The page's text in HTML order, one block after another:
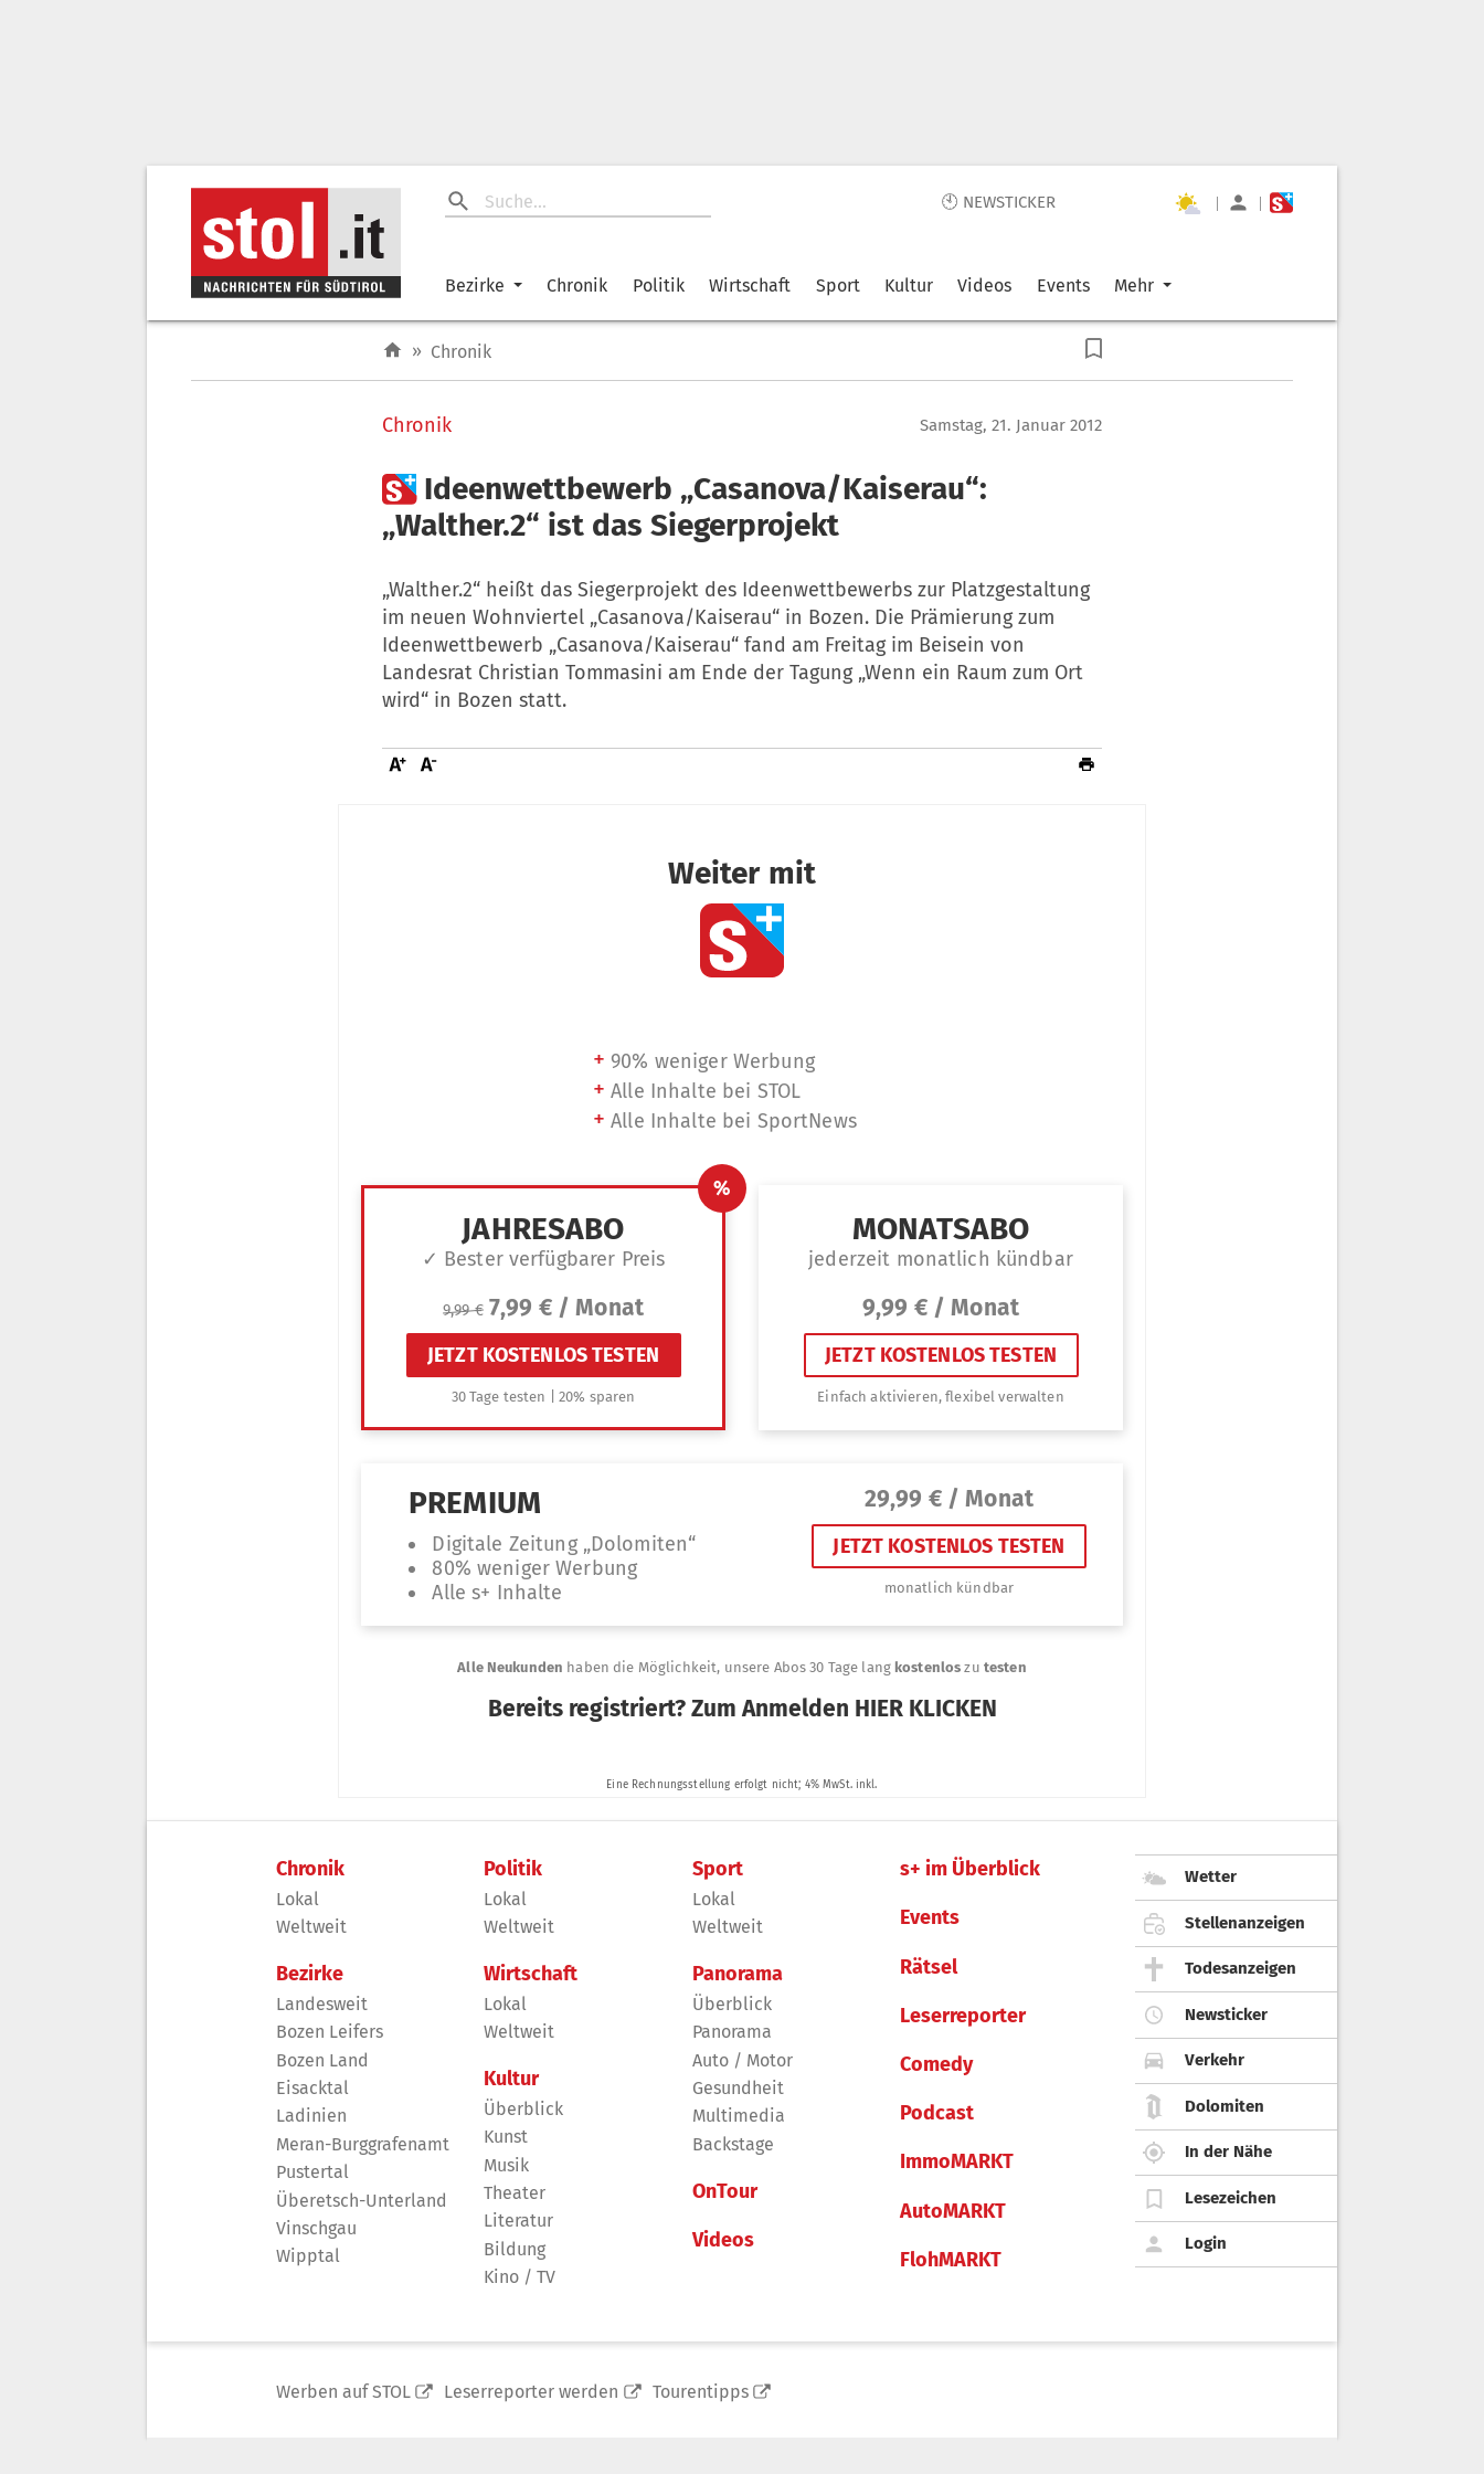
🕙 NEWSTICKER | |
Bezirke Chronik Politik Wirtschaft Sport Kultur Videos Events Mehr
» Chronik
Chronik Samstag, 21. Januar 2012
 Ideenwettbewerb „Casanova/Kaiserau“:
„Walther.2“ ist das Siegerprojekt
„Walther.2“ heißt das Siegerprojekt des Ideenwettbewerbs zur Platzgestaltung
im neuen Wohnviertel „Casanova/Kaiserau“ in Bozen. Die Prämierung zum
Ideenwettbewerb „Casanova/Kaiserau“ fand am Freitag im Beisein von
Landesrat Christian Tommasini am Ende der Tagung „Wenn ein Raum zum Ort
wird“ in Bozen statt.
Chronik
Lokal
Weltweit
Bezirke
Landesweit
Bozen Leifers
Bozen Land
Eisacktal
Ladinien
Meran-Burggrafenamt
Pustertal
Überetsch-Unterland
Vinschgau
Wipptal
Politik
Lokal
Weltweit
Wirtschaft
Lokal
Weltweit
Kultur
Überblick
Kunst
Musik
Theater
Literatur
Bildung
Kino / TV
Sport
Lokal
Weltweit
Panorama
Überblick
Panorama
Auto / Motor
Gesundheit
Multimedia
Backstage
OnTour
Videos
s+ im Überblick
Events
Rätsel
Leserreporter
Comedy
Podcast
ImmoMARKT
AutoMARKT
FlohMARKT
Wetter
Stellenanzeigen
Todesanzeigen
Newsticker
Verkehr
Dolomiten
In der Nähe
Lesezeichen
Login
Werben auf STOL Leserreporter werden Tourentipps